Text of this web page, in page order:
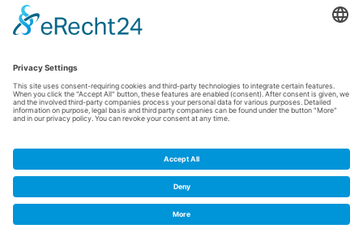
© 2021 Schwimmschule Flip GbR. Alle Rechte vorbehalten.
Datenschutz Impressum Kontakt